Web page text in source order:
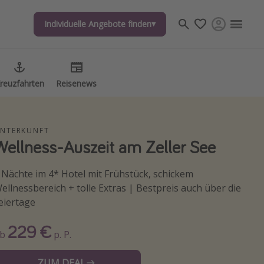
Individuelle Angebote finden
Reisenews
Auszeit am Zeller See
Nächte im 4* Hotel mit Frühstück, schickem
+ tolle Extras | Bestpreis auch über die
229 € p. P.